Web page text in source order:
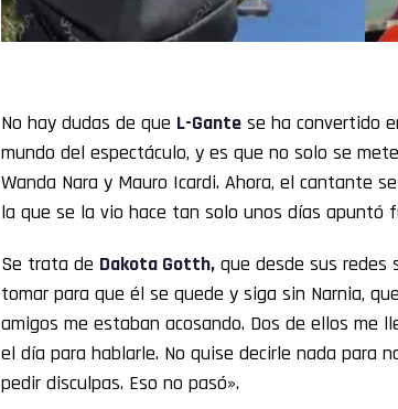
No hay dudas de que L-Gante se ha convertido
mundo del espectáculo, y es que no solo se
Wanda Nara y Mauro Icardi. Ahora, el cantante
la que se la vio hace tan solo unos días apuntó
Se trata de Dakota Gotth, que desde sus redes
tomar para que él se quede y siga sin Narnia,
amigos me estaban acosando. Dos de ellos me
el día para hablarle. No quise decirle nada para
pedir disculpas. Eso no pasó».